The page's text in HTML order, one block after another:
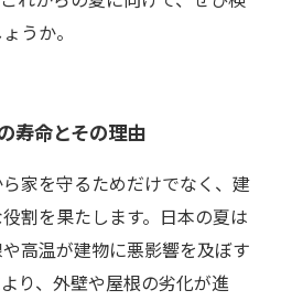
うか。
寿命とその理由
家を守るためだけでなく、建
割を果たします。日本の夏は
高温が建物に悪影響を及ぼす
り、外壁や屋根の劣化が進